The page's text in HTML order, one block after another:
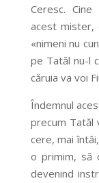
Ceresc.
acest mister,
«nimeni nu
pe Tatăl nu-l
căruia va voi
Îndemnul
precum Tatăl
cere, mai
o primim, să
devenind